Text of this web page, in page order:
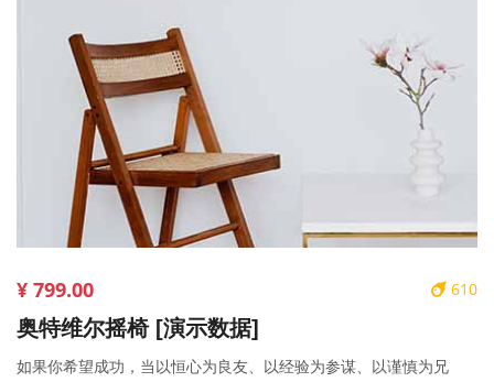
610
¥ 799.00
奥特维尔摇椅 [演示数据]
如果你希望成功，当以恒心为良友、以经验为参谋、以谨慎为兄